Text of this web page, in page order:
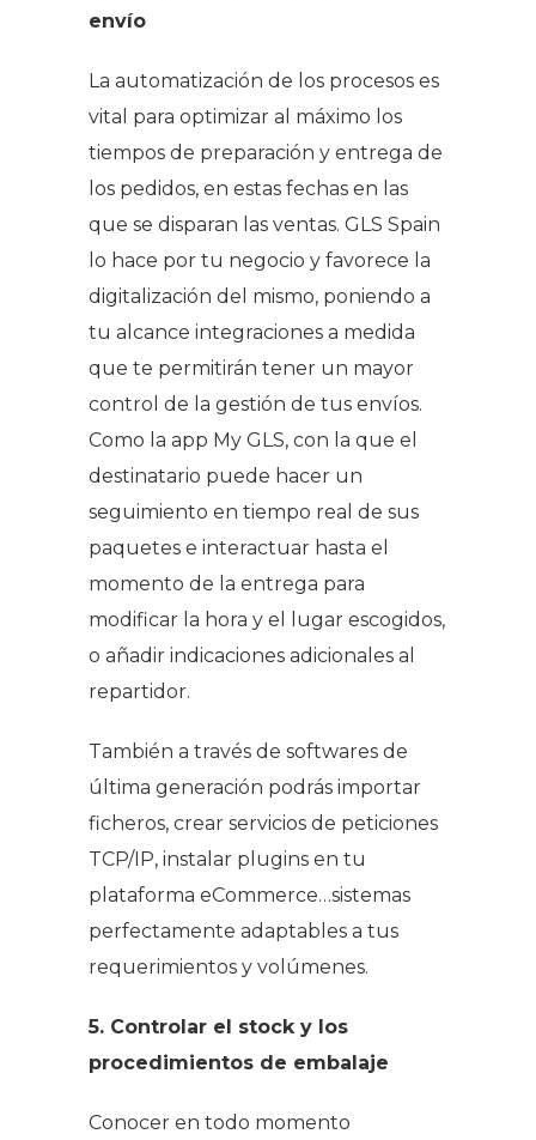
envío
La automatización de los procesos es
vital para optimizar al máximo los
tiempos de preparación y entrega de
los pedidos, en estas fechas en las
que se disparan las ventas. GLS Spain
lo hace por tu negocio y favorece la
digitalización del mismo, poniendo a
tu alcance integraciones a medida
que te permitirán tener un mayor
control de la gestión de tus envíos.
Como la app My GLS, con la que el
destinatario puede hacer un
seguimiento en tiempo real de sus
paquetes e interactuar hasta el
momento de la entrega para
modificar la hora y el lugar escogidos,
o añadir indicaciones adicionales al
repartidor.
También a través de softwares de
última generación podrás importar
ficheros, crear servicios de peticiones
TCP/IP, instalar plugins en tu
plataforma eCommerce…sistemas
perfectamente adaptables a tus
requerimientos y volúmenes.
5. Controlar el stock y los
procedimientos de embalaje
Conocer en todo momento